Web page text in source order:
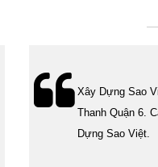
Xây Dựng Sao Việt
Thanh Quận 6. Cám
Dựng Sao Việt.